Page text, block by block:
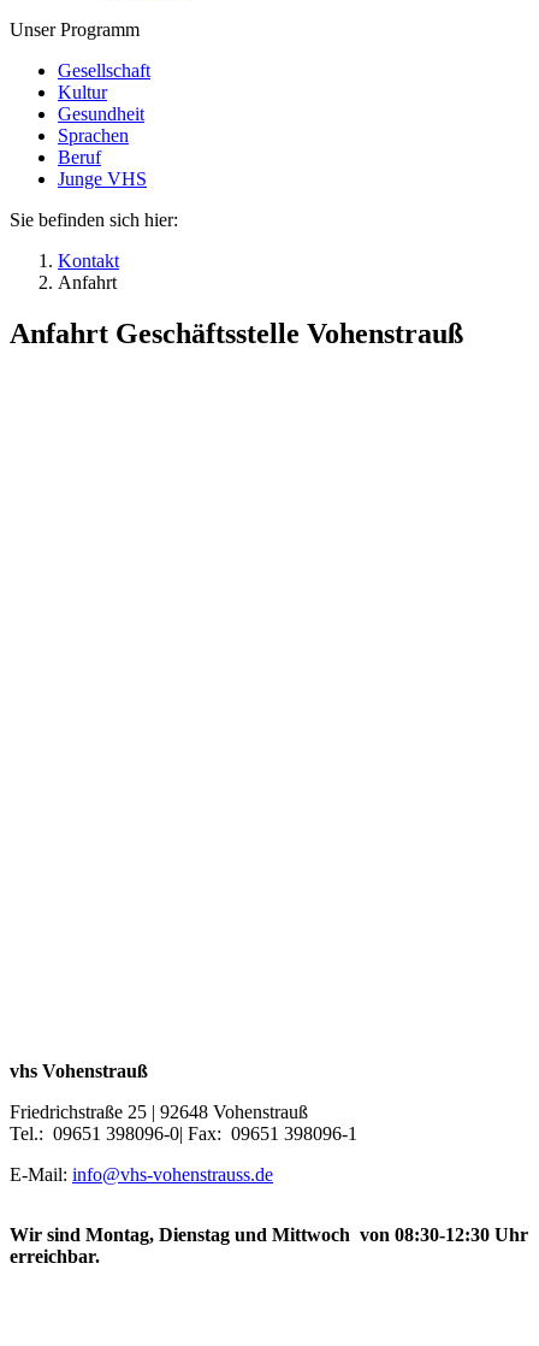
Unser Programm
Gesellschaft
Kultur
Gesundheit
Sprachen
Beruf
Junge VHS
Sie befinden sich hier:
Kontakt
Anfahrt
Anfahrt Geschäftsstelle Vohenstrauß
vhs Vohenstrauß
Friedrichstraße 25 | 92648 Vohenstrauß
Tel.: 09651 398096-0| Fax: 09651 398096-1
E-Mail: info@vhs-vohenstrauss.de
Wir sind Montag, Dienstag und Mittwoch von 08:30-12:30 Uhr
erreichbar.